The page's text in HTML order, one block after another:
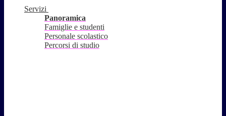
Servizi
Panoramica
Famiglie e studenti
Personale scolastico
Percorsi di studio